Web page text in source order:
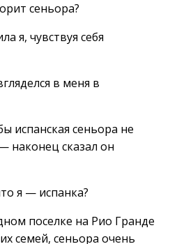
сеньора?
я, чувствуя себя
в меня в
испанская сеньора не
наконец сказал он
я — испанка?
поселке на Рио Гранде
семей, сеньора очень